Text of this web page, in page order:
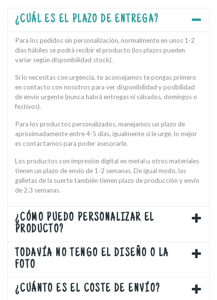
¿CUÁL ES EL PLAZO DE ENTREGA?
Para los pedidos sin personalización, normalmente en unos 1-2
días hábiles se podrá recibir el producto (los plazos pueden
variar según disponibilidad stock).
Si lo necesitas con urgencia, te aconsejamos te pongas primero
en contacto con nosotros para ver disponibilidad y posibilidad
de envío urgente (nunca habrá entregas ni sábados, domingos o
festivos).
Para los productos personalizados, manejamos un plazo de
aproximadamente entre 4-5 días, igualmente si le urge, lo mejor
es contactarnos para poder asesorarle.
Los productos con impresión digital en metal u otros materiales
tienen un plazo de envío de 1-2 semanas. De igual modo, las
galletas de la suerte también tienen plazo de producción y envío
de 2.3 semanas.
¿CÓMO PUEDO PERSONALIZAR EL
PRODUCTO?
TODAVÍA NO TENGO EL DISEÑO O LA
FOTO
¿CUÁNTO ES EL COSTE DE ENVÍO?